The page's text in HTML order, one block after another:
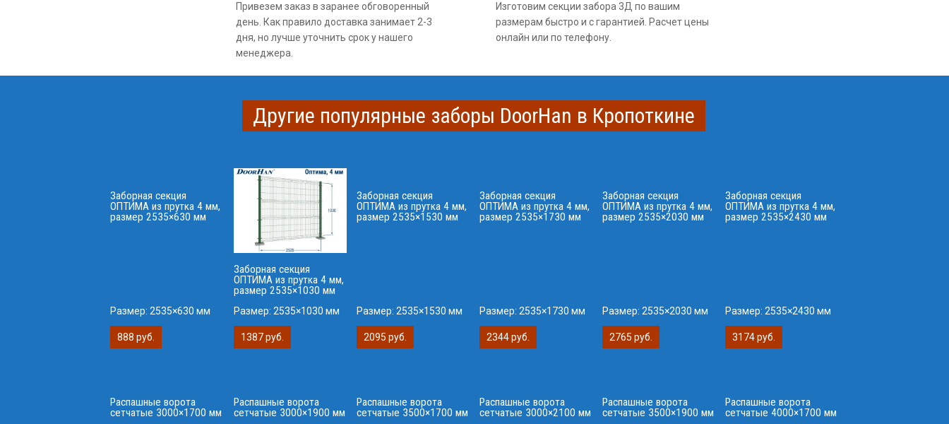
Привезем заказ в заранее обговоренный
день. Как правило доставка занимает 2-3
дня, но лучше уточнить срок у нашего
менеджера.
Изготовим секции забора 3Д по вашим
размерам быстро и с гарантией. Расчет цены
онлайн или по телефону.
Другие популярные заборы DoorHan в Кропоткине
Заборная секция
ОПТИМА из прутка 4 мм,
размер 2535×630 мм
Размер:2535×630 мм
888 руб.
Заборная секция
ОПТИМА из прутка 4 мм,
размер 2535×1030 мм
Размер: 2535×1030 мм
1387 руб.
Заборная секция
ОПТИМА из прутка 4 мм,
размер 2535×1530 мм
Размер: 2535×1530 мм
2095 руб.
Заборная секция
ОПТИМА из прутка 4 мм,
размер 2535×1730 мм
Размер: 2535×1730 мм
2344 руб.
Заборная секция
ОПТИМА из прутка 4 мм,
размер 2535×2030 мм
Размер:2535×2030 мм
2765 руб.
Заборная секция
ОПТИМА из прутка 4 мм,
размер 2535×2430 мм
Размер:2535×2430 мм
3174 руб.
Распашные ворота
сетчатые 3000×1700 мм
Распашные ворота
сетчатые 3000×1900 мм
Распашные ворота
сетчатые 3500×1700 мм
Распашные ворота
сетчатые 3000×2100 мм
Распашные ворота
сетчатые 3500×1900 мм
Распашные ворота
сетчатые 4000×1700 мм